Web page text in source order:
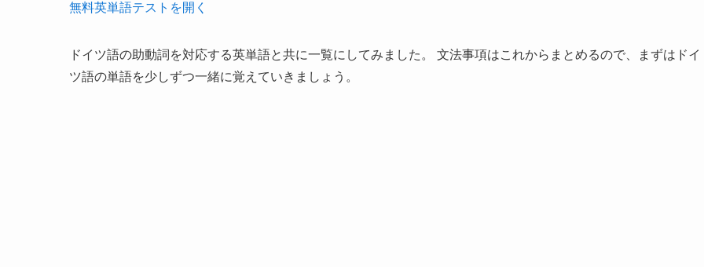
無料英単語テストを開く
ドイツ語の助動詞を対応する英単語と共に一覧にしてみました。 文法事項はこれからまとめるので、まずはドイ
ツ語の単語を少しずつ一緒に覚えていきましょう。